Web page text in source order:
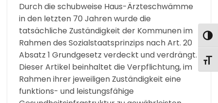
Durch die schubweise Haus-Ärzteschwämme
in den letzten 70 Jahren wurde die
tatsächliche Zuständigkeit der Kommunen im
Rahmen des Sozialstaatsprinzips nach Art. 20
Absatz 1 Grundgesetz verdeckt und verdrängt.
Dieser Artikel beinhaltet die Verpflichtung, im
Rahmen ihrer jeweiligen Zuständigkeit eine
funktions- und leistungsfähige